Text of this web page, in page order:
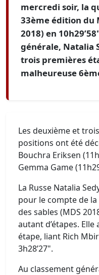
mercredi soir, la
33ème édition du
2018) en
générale, Natalia
trois premières
malheureuse
Les deuxième et
positions ont été
Bouchra Eriksen
Gemma Game
La Russe Natalia
pour le compte de
des sables (MDS
autant d’étapes.
étape, liant Rich
3h28’27".
Au classement